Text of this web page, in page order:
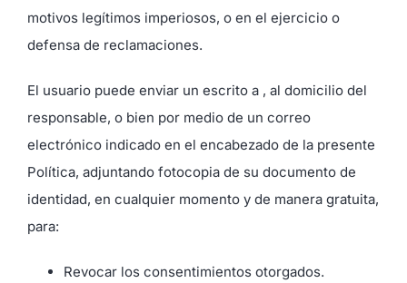
motivos legítimos imperiosos, o en el ejercicio o
defensa de reclamaciones.
El usuario puede enviar un escrito a , al domicilio del
responsable, o bien por medio de un correo
electrónico indicado en el encabezado de la presente
Política, adjuntando fotocopia de su documento de
identidad, en cualquier momento y de manera gratuita,
para:
Revocar los consentimientos otorgados.